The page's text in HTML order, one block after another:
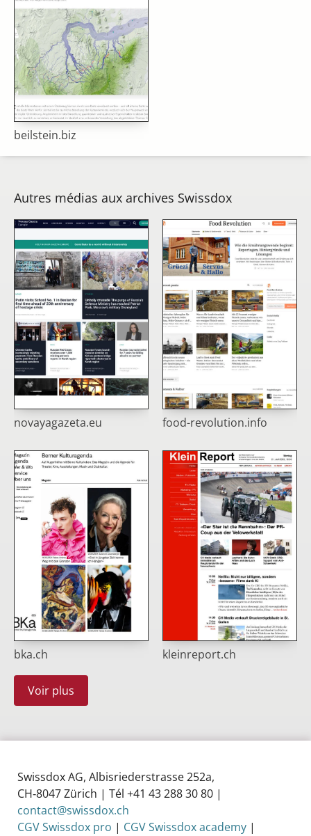
beilstein.biz
Autres médias aux archives Swissdox
novayagazeta.eu food-revolution.info
bka.ch kleinreport.ch
Voir plus
Swissdox AG, Albisriederstrasse 252a,
CH‑8047 Zürich | Tél +41 43 288 30 80 |
contact@swissdox.ch
CGV Swissdox pro | CGV Swissdox academy |